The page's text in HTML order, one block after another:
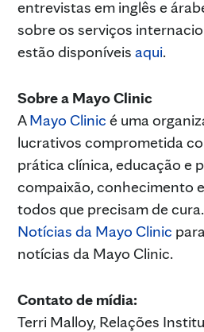
entrevistas em inglês e
sobre os serviços
estão disponíveis aqui.
Sobre a Mayo Clinic
AMayo Clinic é uma
lucrativos comprometida
prática clínica, educação e
compaixão, conhecimento
todos que precisam de
Notícias da Mayo Clinic
notícias da Mayo Clinic.
Contato de mídia:
Terri Malloy, Relações